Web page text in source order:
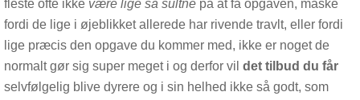
fleste ofte ikke være lige så sultne på at få opgaven, måske
fordi de lige i øjeblikket allerede har rivende travlt, eller fordi
lige præcis den opgave du kommer med, ikke er noget de
normalt gør sig super meget i og derfor vil det tilbud du får
selvfølgelig blive dyrere og i sin helhed ikke så godt, som